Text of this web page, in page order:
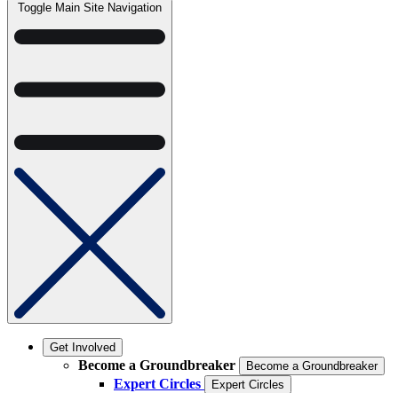
Toggle Main Site Navigation
Get Involved
Become a Groundbreaker Become a Groundbreaker
Expert Circles Expert Circles